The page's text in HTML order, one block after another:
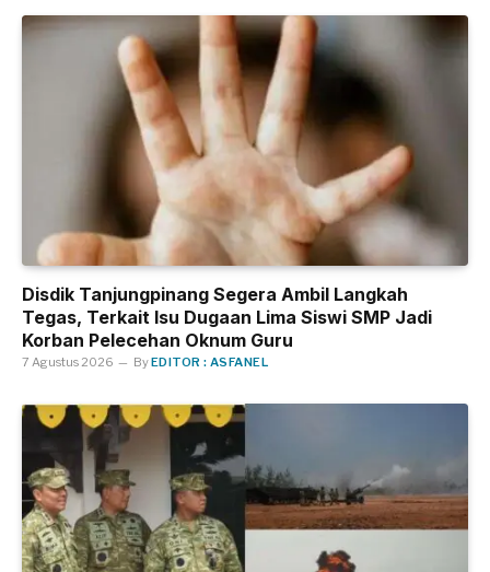
Disdik Tanjungpinang Segera Ambil Langkah
Tegas, Terkait Isu Dugaan Lima Siswi SMP Jadi
Korban Pelecehan Oknum Guru
7 Agustus 2026 ByEDITOR : ASFANEL